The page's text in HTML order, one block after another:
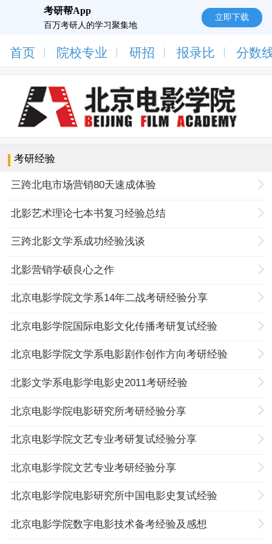
考研帮App
百万考研人的学习聚集地
立即下载
首页 院校专业 研招 报录比 分数
考研经验
三跨北电市场营销80天速成体验
北影艺术理论七本书复习经验总结
三跨北影文学系成功经验浅谈
北影营销学硕良心之作
北京电影学院文学系14年二战考研经验分享
北京电影学院国际电影文化传播考研复试经验
北京电影学院文学系电影剧作创作方向考研经验
北影文学系电影学电影史2011考研经验
北京电影学院电影研究所考研经验分享
北京电影学院文艺专业考研复试经验分享
北京电影学院文艺专业考研经验分享
北京电影学院电影研究所中国电影史复试经验
北京电影学院数字电影技术备考经验及感想